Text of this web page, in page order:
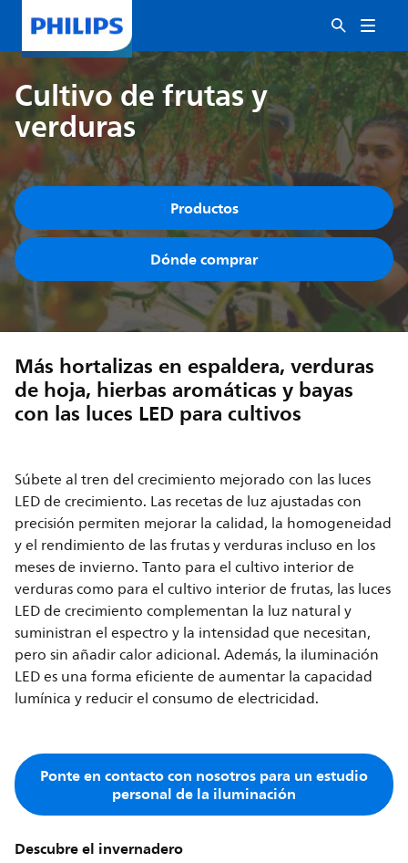
Cultivo de frutas y
verduras
Productos
Dónde comprar
Más hortalizas en espaldera, verduras
de hoja, hierbas aromáticas y bayas
con las luces LED para cultivos
Súbete al tren del crecimiento mejorado con las luces
LED de crecimiento. Las recetas de luz ajustadas con
precisión permiten mejorar la calidad, la homogeneidad
y el rendimiento de las frutas y verduras incluso en los
meses de invierno. Tanto para el cultivo interior de
verduras como para el cultivo interior de frutas, las luces
LED de crecimiento complementan la luz natural y
suministran el espectro y la intensidad que necesitan,
pero sin añadir calor adicional. Además, la iluminación
LED es una forma eficiente de aumentar la capacidad
lumínica y reducir el consumo de electricidad.
Ponte en contacto con nosotros para un estudio
personal de la iluminación
Descubre el invernadero